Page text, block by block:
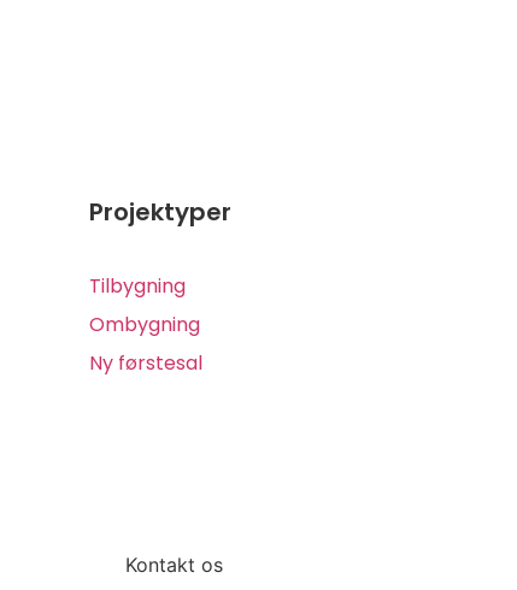
Projektyper
Tilbygning
Ombygning
Ny førstesal
Kontakt os